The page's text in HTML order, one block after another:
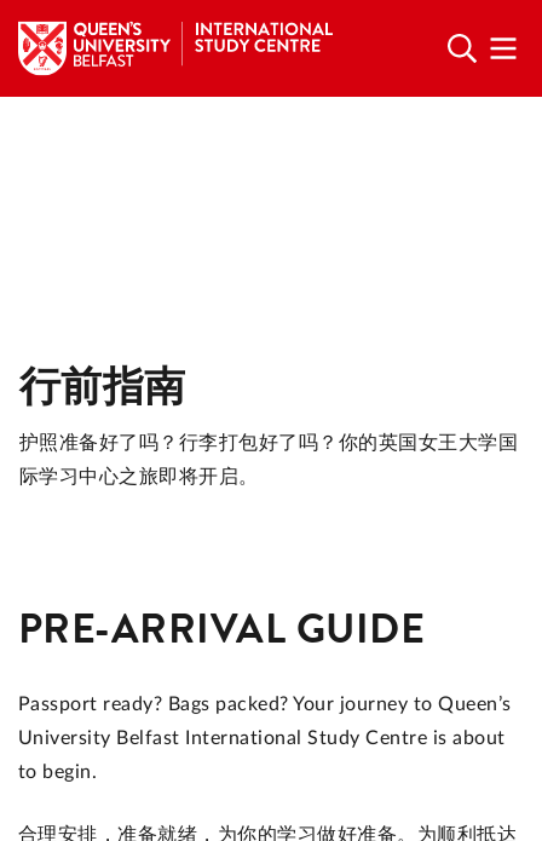
行前指南
护照准备好了吗？行李打包好了吗？你的英国女王大学国
际学习中心之旅即将开启。
PRE-ARRIVAL GUIDE
Passport ready? Bags packed? Your journey to Queen’s
University Belfast International Study Centre is about
to begin.
合理安排，准备就绪，为你的学习做好准备。为顺利抵达